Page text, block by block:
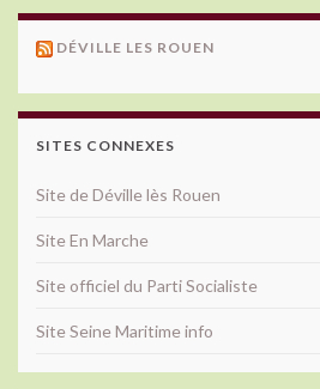
DÉVILLE LES ROUEN
SITES CONNEXES
Site de Déville lès Rouen
Site En Marche
Site officiel du Parti Socialiste
Site Seine Maritime info